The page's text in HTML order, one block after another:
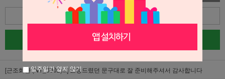
글쓰기
[근조화환 (NY_0002)...] 요청드렸던 문구대로 잘 준비해주셔서 감사합니다
일주일간 열지 않기